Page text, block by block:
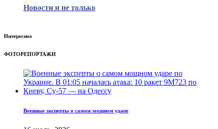
Новости и не только
Интересное
ФОТОРЕПОРТАЖИ
Военные эксперты о самом мощном ударе